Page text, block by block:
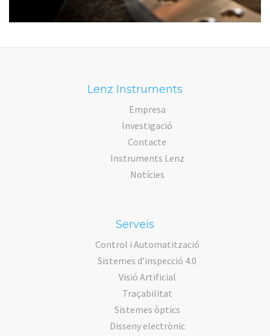
Lenz Instruments
Empresa
Investigació
Contacte
Instruments Lenz
Notícies
Serveis
Control i Automatització
Sistemes d’inspecció 4.0
Visió Artificial
Traçabilitat
Sistemes òptics
Disseny electrònic